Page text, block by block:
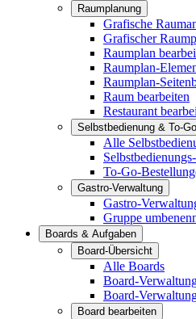
Raumplanung
Grafische
Grafischer
Raumplan
Raumplan-
Raumplan-
Raum bearbeiten
Restaurant
Selbstbedienung & To-Go
Alle
To-Go-
Gastro-Verwaltung
Gastro-
Gruppe
Boards & Aufgaben
Board-Übersicht
Alle Boards
Board-
Board-
Board bearbeiten